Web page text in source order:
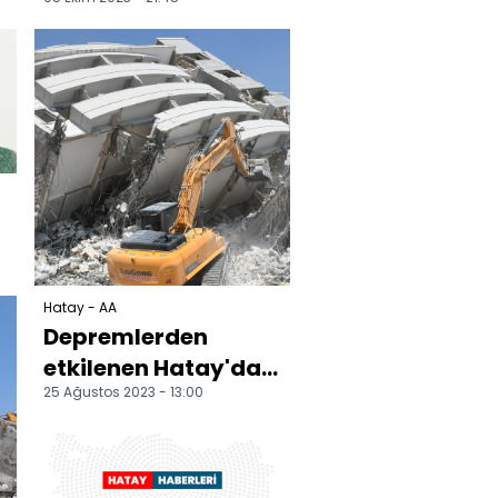
38 kişi de yaralandı
Hatay - AA
Depremlerden
etkilenen Hatay'da
ağır hasarlı
25 Ağustos 2023 - 13:00